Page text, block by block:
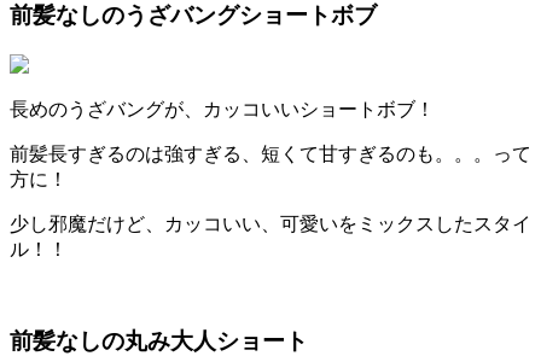
前髪なしのうざバングショートボブ
長めのうざバングが、カッコいいショートボブ！
前髪長すぎるのは強すぎる、短くて甘すぎるのも。。。って
方に！
少し邪魔だけど、カッコいい、可愛いをミックスしたスタイ
ル！！
前髪なしの丸み大人ショート